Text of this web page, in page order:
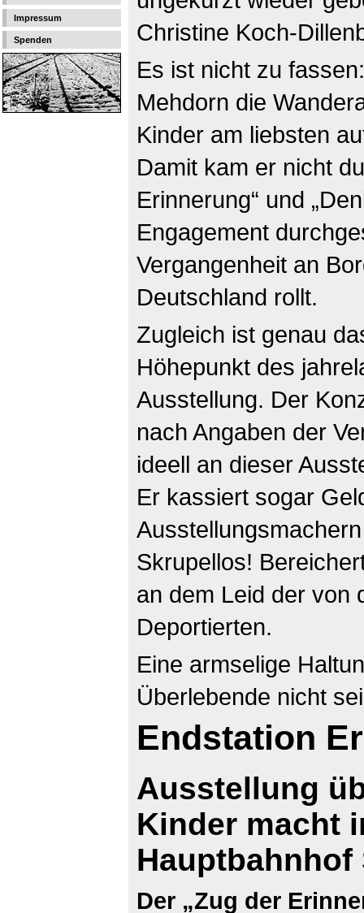
Impressum
Spenden
Christine Koch-
Es ist nicht zu
Mehdorn die
Kinder am liebsten
Damit kam er nicht
Erinnerung“ und
Engagement
Vergangenheit an
Deutschland rollt.
Zugleich ist genau
Höhepunkt des
Ausstellung. Der
nach Angaben der
ideell an dieser
Er kassiert sogar
Skrupellos!
an dem Leid der von
Deportierten.
Eine armselige
Überlebende nicht
Endstation
Ausstellung
Kinder macht
Hauptbahnhof
Der „Zug der